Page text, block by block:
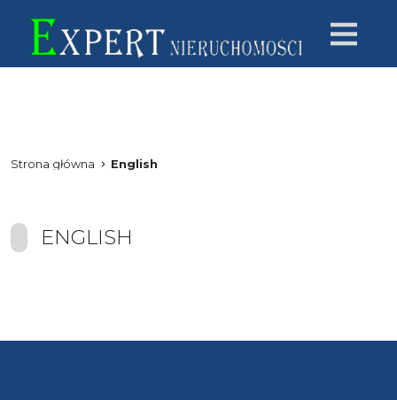
Strona główna English
ENGLISH